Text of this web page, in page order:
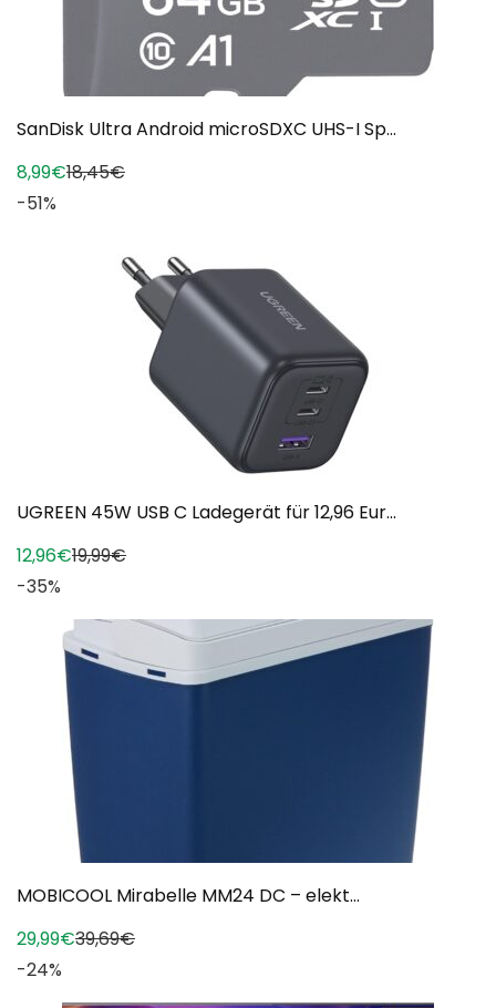
SanDisk Ultra Android microSDXC UHS-I Sp...
8,99€18,45€
-51%
UGREEN 45W USB C Ladegerät für 12,96 Eur...
12,96€19,99€
-35%
MOBICOOL Mirabelle MM24 DC – elekt...
29,99€39,69€
-24%